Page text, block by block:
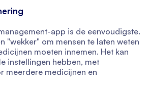
app is de eenvoudigste.
"wekker" om mensen te laten weten
moeten innemen. Het kan
instellingen hebben, met
meerdere medicijnen en